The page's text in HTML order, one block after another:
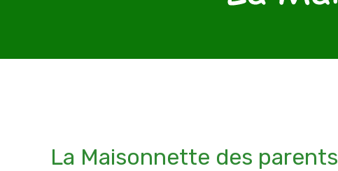
La Maisonnette des parents